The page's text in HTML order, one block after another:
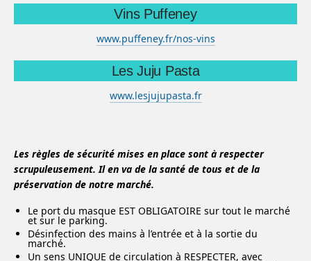
Vins Puffeney
www.puffeney.fr/nos-vins
Les Juju Pasta
www.lesjujupasta.fr
Les règles de sécurité mises en place sont à respecter
scrupuleusement. Il en va de la santé de tous et de la
préservation de notre marché.
Le port du masque EST OBLIGATOIRE sur tout le marché
et sur le parking.
Désinfection des mains à l’entrée et à la sortie du
marché.
Un sens UNIQUE de circulation à RESPECTER, avec